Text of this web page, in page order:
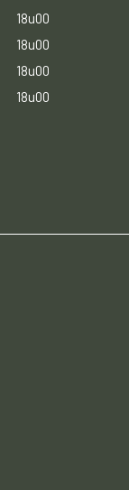
18u00
18u00
18u00
18u00